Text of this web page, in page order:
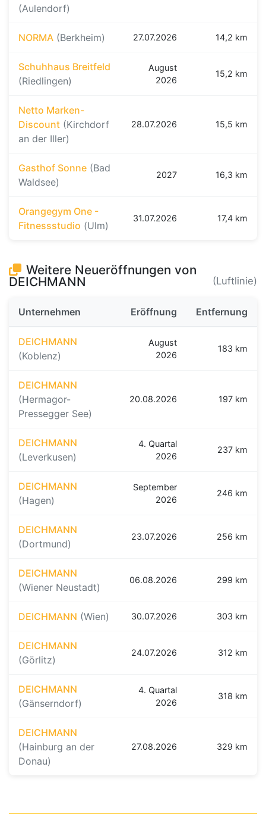
(Aulendorf)
NORMA (Berkheim) 27.07.2026 14,2 km
Schuhhaus Breitfeld
(Riedlingen)
August
2026
15,2 km
Netto Marken-
Discount (Kirchdorf
an der Iller)
28.07.2026 15,5 km
Gasthof Sonne (Bad
Waldsee)
2027 16,3 km
Orangegym One -
Fitnessstudio (Ulm)
31.07.2026 17,4 km
Weitere Neueröffnungen von
DEICHMANN
(Luftlinie)
Unternehmen Eröffnung Entfernung
DEICHMANN
(Koblenz)
August
2026
183 km
DEICHMANN
(Hermagor-
Pressegger See)
20.08.2026 197 km
DEICHMANN
(Leverkusen)
4. Quartal
2026
237 km
DEICHMANN
(Hagen)
September
2026
246 km
DEICHMANN
(Dortmund)
23.07.2026 256 km
DEICHMANN
(Wiener Neustadt)
06.08.2026 299 km
DEICHMANN (Wien) 30.07.2026 303 km
DEICHMANN
(Görlitz)
24.07.2026 312 km
DEICHMANN
(Gänserndorf)
4. Quartal
2026
318 km
DEICHMANN
(Hainburg an der
Donau)
27.08.2026 329 km